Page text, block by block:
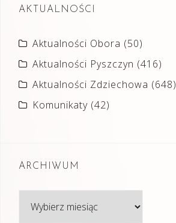
AKTUALNOŚCI
Aktualności Obora (50)
Aktualności Pyszczyn (416)
Aktualności Zdziechowa (648)
Komunikaty (42)
ARCHIWUM